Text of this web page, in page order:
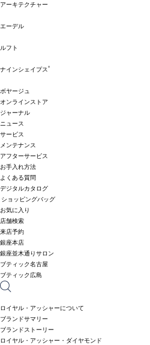
アーキテクチャー
エーデル
ルフト
ナインシェイプス®
ボヤージュ
オンラインストア
ジャーナル
ニュース
サービス
メンテナンス
アフターサービス
お手入れ方法
よくある質問
デジタルカタログ
ショッピングバッグ
お気に入り
店舗検索
来店予約
銀座本店
銀座並木通りサロン
ブティック名古屋
ブティック広島
ロイヤル・アッシャーについて
ブランドサマリー
ブランドストーリー
ロイヤル・アッシャー・ダイヤモンド